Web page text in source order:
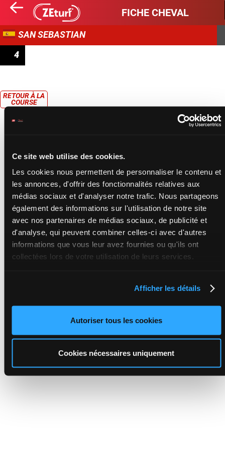
Ce site web utilise des cookies.
Les cookies nous permettent de personnaliser le contenu et
les annonces, d'offrir des fonctionnalités relatives aux
médias sociaux et d'analyser notre trafic. Nous partageons
également des informations sur l'utilisation de notre site
avec nos partenaires de médias sociaux, de publicité et
d'analyse, qui peuvent combiner celles-ci avec d'autres
informations que vous leur avez fournies ou qu'ils ont
collectées lors de votre utilisation de leurs services.
Afficher les détails
Autoriser tous les cookies
Cookies nécessaires uniquement
FICHE CHEVAL
SAN SEBASTIAN
4
RETOUR À LA
COURSE